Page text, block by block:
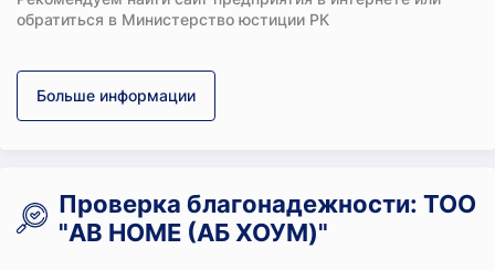
обратиться в Министерство юстиции РК
Больше информации
Проверка благонадежности: ТОО
"AB HOME (АБ ХОУМ)"